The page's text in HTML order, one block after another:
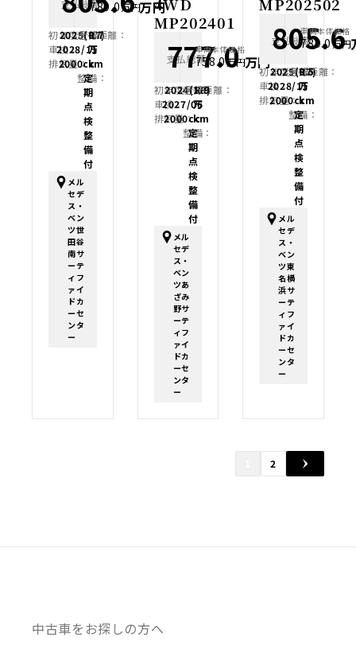
支払総額 万円
789.0万円
初年度登録：
2025(R7)
車検：
2028/11
排気量：
2000cc
走行距離：
0.7
万
km
整備：
定
期
点
検
整
備
付
メル
セデ
ス・
ベン
ツ世
田谷
南サ
ーテ
ィフ
ァイ
ドカ
ーセ
ンタ
ー
MP202401
支払総額
777.0 万円
車両本体価格
758.0万円
初年度登録：
2024(R6)
車検：
2027/06
排気量：
2000cc
走行距離：
1.9
万
km
整備：
定
期
点
検
整
備
付
メル
セデ
ス・
ベン
ツあ
ざみ
野サ
ーテ
ィフ
ァイ
ドカ
ーセ
ンタ
ー
支払総額
805.6
車両本体価格
789.0万円
初年度登録：
2025(R7)
車検：
2028/11
排気量：
2000cc
走行距離：
0.5
万
km
整備：
定
期
点
検
整
備
付
メル
セデ
ス・
ベン
ツ東
名横
浜サ
ーテ
ィフ
ァイ
ドカ
ーセ
ンタ
ー
2
中古車をお探しの方へ